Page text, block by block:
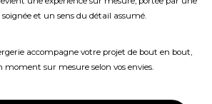
et un sens du détail assumé.
accompagne votre projet de bout en bout,
moment sur mesure selon vos envies.